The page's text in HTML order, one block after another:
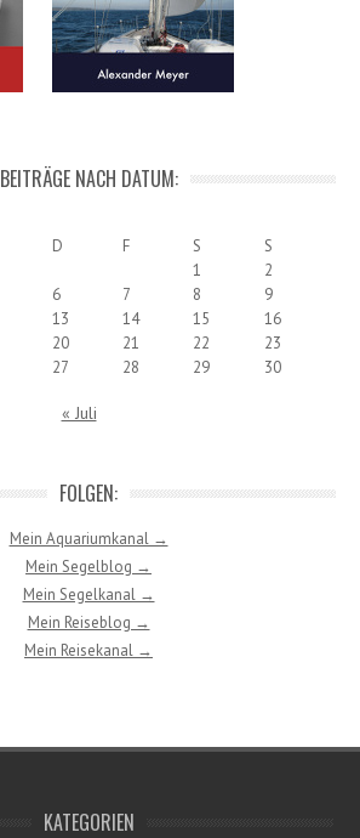
BEITRÄGE NACH DATUM:
D F S
S
1
2
6 7 8
9
13 14 15
16
20 21 22
23
27 28 29
30
« Juli
FOLGEN:
Mein Aquariumkanal →
Mein Segelblog →
Mein Segelkanal →
Mein Reiseblog →
Mein Reisekanal →
KATEGORIEN